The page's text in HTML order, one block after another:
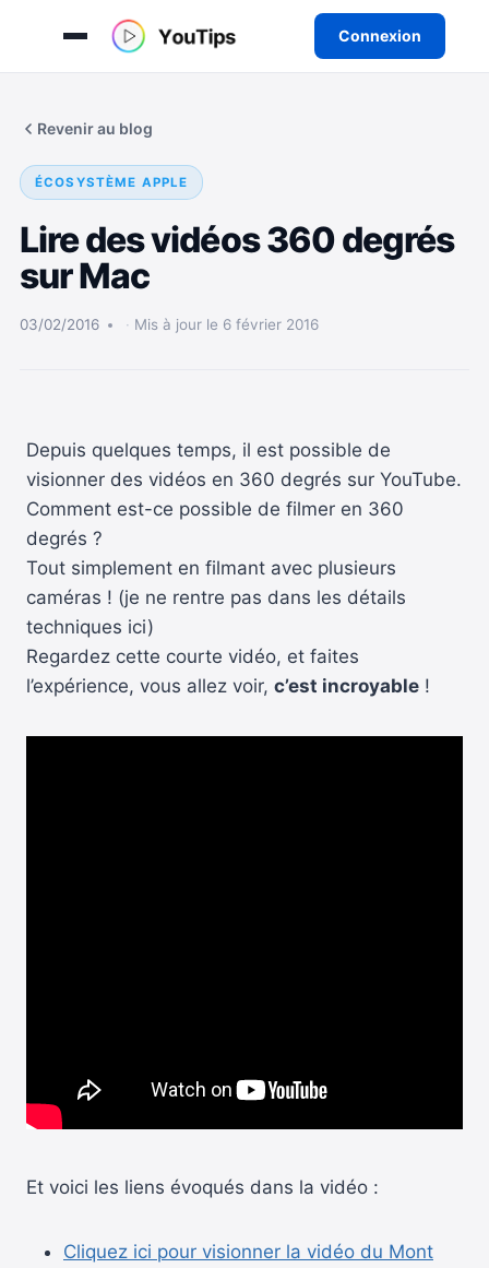
Connexion
Revenir au blog
ÉCOSYSTÈME APPLE
Lire des vidéos 360 degrés
sur Mac
03/02/2016 Mis à jour le 6 février 2016
Depuis quelques temps, il est possible de
visionner des vidéos en 360 degrés sur YouTube.
Comment est-ce possible de filmer en 360
degrés ?
Tout simplement en filmant avec plusieurs
caméras ! (je ne rentre pas dans les détails
techniques ici)
Regardez cette courte vidéo, et faites
l’expérience, vous allez voir, c’est incroyable !
Et voici les liens évoqués dans la vidéo :
Cliquez ici pour visionner la vidéo du Mont